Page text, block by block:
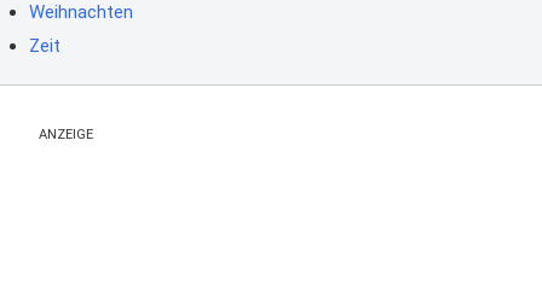
Weihnachten
Zeit
ANZEIGE